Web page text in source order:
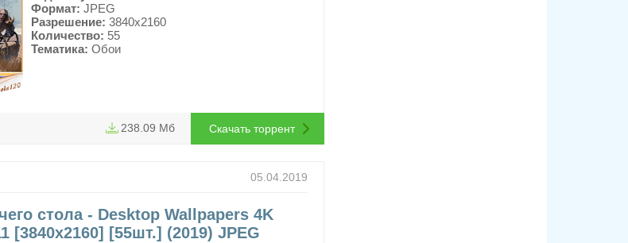
Формат: JPEG
Разрешение: 3840x2160
Количество: 55
Тематика: Обои
Скачать торрент
238.09 Мб
05.04.2019
стола - Desktop Wallpapers 4K
[3840x2160] [55шт.] (2019) JPEG